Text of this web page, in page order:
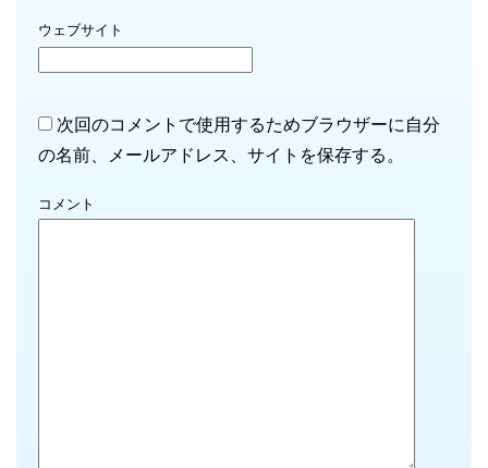
ウェブサイト
次回のコメントで使用するためブラウザーに自分
の名前、メールアドレス、サイトを保存する。
コメント